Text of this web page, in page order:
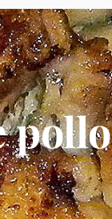
pollo